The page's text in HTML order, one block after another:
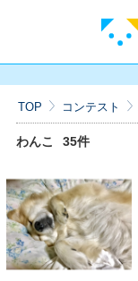
TOP コンテスト
わんこ 35件